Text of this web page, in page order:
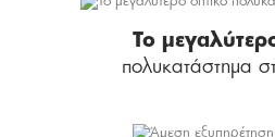
Το
πολυκατάστημα